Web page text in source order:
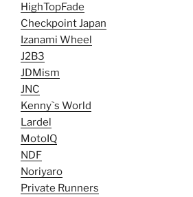
HighTopFade
Checkpoint Japan
Izanami Wheel
J2B3
JDMism
JNC
Kenny`s World
Lardel
MotoIQ
NDF
Noriyaro
Private Runners